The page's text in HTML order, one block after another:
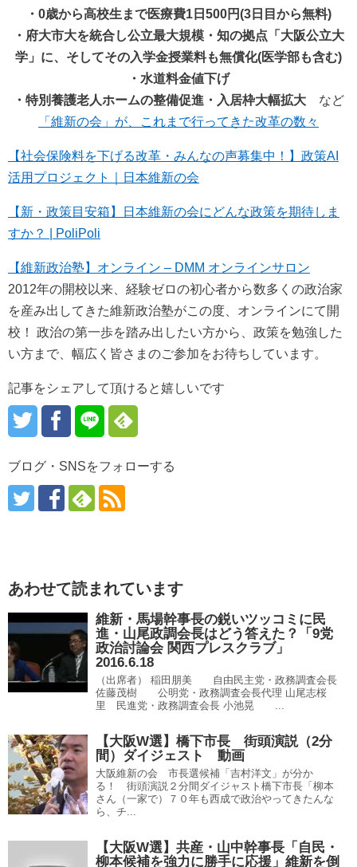
・0歳から高校生まで医療費1日500円(3日目から無料)
・府大市大を統合し公立最大規模・知の拠点「大阪公立大
学」に、そしてその入学金授業料も無償化(医学部も含む)
・水道料金値下げ
・特別養護老人ホームの整備促進・入居枠大幅拡大 など
「維新の会」が、これまで行ってきた改革の数々
【社会保険料を下げる改革・みんなの声募集中！】政策AI
活用プロジェクト｜日本維新の会
【新・政策目安箱】日本維新の会にどんな政策を期待しま
すか？ | PoliPoli
【維新政治塾】オンライン – DMM オンラインサロン
2012年の開校以来、経験ゼロの初心者から数多くの政治家
を産み出してきた維新政治塾がこの度、オンラインにて開
校！ 政治の第一歩を踏み出したい方から、政策を勉強した
い方まで、幅広く皆さまのご参加をお待ちしています。
記事をシェアして頂けると嬉しいです
ブログ・SNSをフォローする
あわせて読まれています
維新・馬場幹事長の鋭いツッコミに民
進・山尾政調会長はどう答えた？「9党
政治討論会 関西プレスクラブ」
2016.6.18
（出席者） 稲田朋美 自由民主党・政務調査会長
佐藤茂樹 公明党・政務調査会長代理 山尾志桜
里 民進党・政務調査会長 小池晃 ...
【大阪W選】橋下市長 街頭演説（2分
間）ダイジェスト 動画
大阪維新の会 市長選候補「吉村洋文」が分か
る！ 街頭演説２分間ダイジャスト橋下市長「柳本
さん（一家で）７０年も西成で政治やってきたんな
ら、チ...
【大阪W選】共産・山中幹事長「自民・
柳本候補を強力に勝手に応援」維新を倒